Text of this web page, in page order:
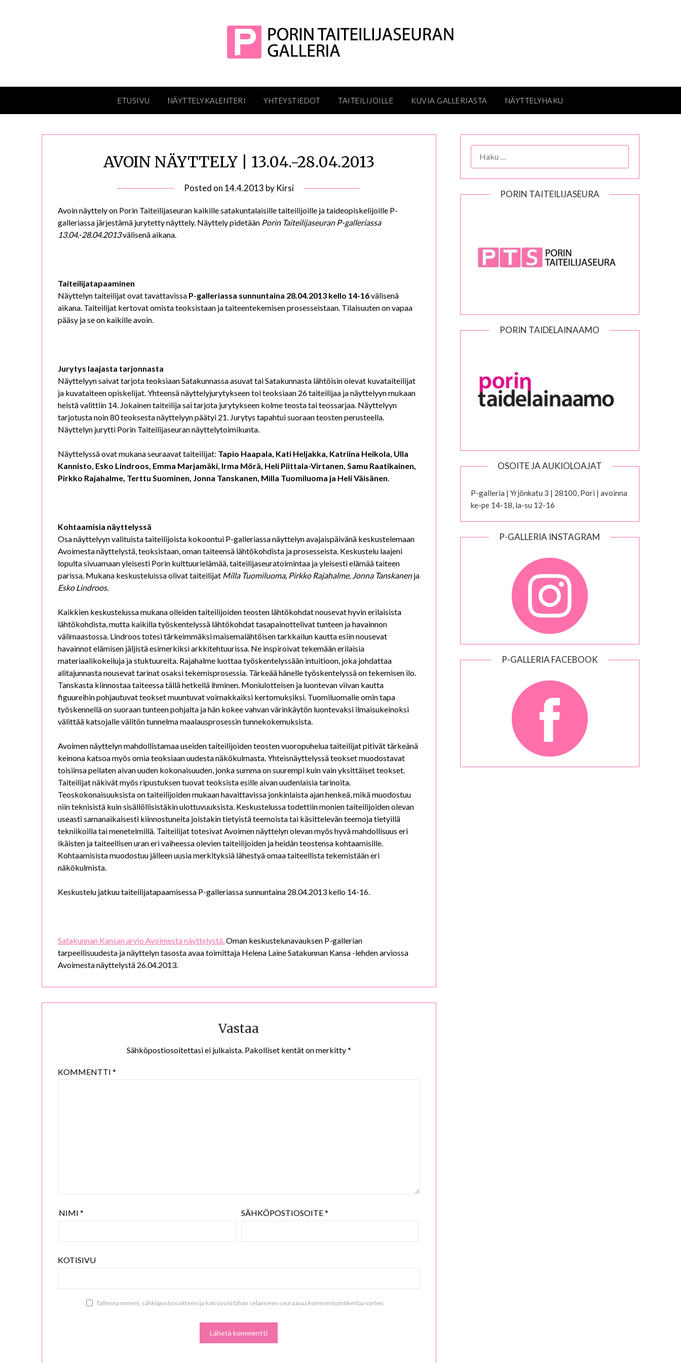
ETUSIVU NÄYTTELYKALENTERI YHTEYSTIEDOT TAITEILIJOILLE KUVIA GALLERIASTA NÄYTTELYHAKU
AVOIN NÄYTTELY | 13.04.-28.04.2013
Posted on 14.4.2013 by Kirsi
Avoin näyttely on Porin Taiteilijaseuran kaikille satakuntalaisille taiteilijoille ja taideopiskelijoille P-
galleriassa järjestämä jurytetty näyttely. Näyttely pidetään Porin Taiteilijaseuran P-galleriassa
13.04.-28.04.2013välisenä aikana.
Taiteilijatapaaminen
Näyttelyn taiteilijat ovat tavattavissa P-galleriassa sunnuntaina 28.04.2013 kello 14-16välisenä
aikana. Taiteilijat kertovat omista teoksistaan ja taiteentekemisen prosesseistaan. Tilaisuuten on vapaa
pääsy ja se on kaikille avoin.
Jurytys laajasta tarjonnasta
Näyttelyyn saivat tarjota teoksiaan Satakunnassa asuvat tai Satakunnasta lähtöisin olevat kuvataiteilijat
ja kuvataiteen opiskelijat. Yhteensä näyttelyjurytykseen toi teoksiaan 26 taiteilijaa ja näyttelyyn mukaan
heistä valittiin 14. Jokainen taiteilija sai tarjota jurytykseen kolme teosta tai teossarjaa. Näyttelyyn
tarjotusta noin 80 teoksesta näyttelyyn päätyi 21. Jurytys tapahtui suoraan teosten perusteella.
Näyttelyn jurytti Porin Taiteilijaseuran näyttelytoimikunta.
Näyttelyssä ovat mukana seuraavat taiteilijat: Tapio Haapala, Kati Heljakka, Katriina Heikola, Ulla
Kannisto, Esko Lindroos, Emma Marjamäki, Irma Mörä, Heli Piittala-Virtanen, Samu Raatikainen,
Pirkko Rajahalme, Terttu Suominen, Jonna Tanskanen, Milla Tuomiluoma ja Heli Väisänen.
Kohtaamisia näyttelyssä
Osa näyttelyyn valituista taiteilijoista kokoontui P-galleriassa näyttelyn avajaispäivänä keskustelemaan
Avoimesta näyttelystä, teoksistaan, oman taiteensä lähtökohdista ja prosesseista. Keskustelu laajeni
lopulta sivuamaan yleisesti Porin kulttuurielämää, taiteilijaseuratoimintaa ja yleisesti elämää taiteen
parissa. Mukana keskusteluissa olivat taiteilijat Milla Tuomiluoma, Pirkko Rajahalme, Jonna Tanskanenja
Esko Lindroos.
Kaikkien keskustelussa mukana olleiden taiteilijoiden teosten lähtökohdat nousevat hyvin erilaisista
lähtökohdista, mutta kaikilla työskentelyssä lähtökohdat tasapainottelivat tunteen ja havainnon
välimaastossa. Lindroos totesi tärkeimmäksi maisemalähtöisen tarkkailun kautta esiin nousevat
havainnot elämisen jäljistä esimerkiksi arkkitehtuurissa. Ne inspiroivat tekemään erilaisia
materiaalikokeiluja ja stuktuureita. Rajahalme luottaa työskentelyssään intuitioon, joka johdattaa
alitajunnasta nousevat tarinat osaksi tekemisprosessia. Tärkeää hänelle työskentelyssä on tekemisen ilo.
Tanskasta kiinnostaa taiteessa tällä hetkellä ihminen. Moniulotteisen ja luontevan viivan kautta
figuureihin pohjautuvat teokset muuntuvat voimakkaiksi kertomuksiksi. Tuomiluomalle omin tapa
työskennellä on suoraan tunteen pohjalta ja hän kokee vahvan värinkäytön luontevaksi ilmaisukeinoksi
välittää katsojalle välitön tunnelma maalausprosessin tunnekokemuksista.
Avoimen näyttelyn mahdollistamaa useiden taiteilijoiden teosten vuoropuhelua taiteilijat pitivät tärkeänä
keinona katsoa myös omia teoksiaan uudesta näkökulmasta. Yhteisnäyttelyssä teokset muodostavat
toisiinsa peilaten aivan uuden kokonaisuuden, jonka summa on suurempi kuin vain yksittäiset teokset.
Taiteilijat näkivät myös ripustuksen tuovat teoksista esille aivan uudenlaisia tarinoita.
Teoskokonaisuuksista on taiteilijoiden mukaan havaittavissa jonkinlaista ajan henkeä, mikä muodostuu
niin teknisistä kuin sisällöllisistäkin ulottuvuuksista. Keskustelussa todettiin monien taiteilijoiden olevan
useasti samanaikaisesti kiinnostuneita joistakin tietyistä teemoista tai käsittelevän teemoja tietyillä
tekniikoilla tai menetelmillä. Taiteilijat totesivat Avoimen näyttelyn olevan myös hyvä mahdollisuus eri
ikäisten ja taiteellisen uran eri vaiheessa olevien taiteilijoiden ja heidän teostensa kohtaamisille.
Kohtaamisista muodostuu jälleen uusia merkityksiä lähestyä omaa taiteellista tekemistään eri
näkökulmista.
Keskustelu jatkuu taiteilijatapaamisessa P-galleriassa sunnuntaina 28.04.2013 kello 14-16.
Satakunnan Kansan arvio Avoimesta näyttelystä.Oman keskustelunavauksen P-gallerian
tarpeellisuudesta ja näyttelyn tasosta avaa toimittaja Helena Laine Satakunnan Kansa -lehden arviossa
Avoimesta näyttelystä 26.04.2013.
Vastaa
Sähköpostiosoitettasi ei julkaista. Pakolliset kentät on merkitty*
KOMMENTTI*
NIMI* SÄHKÖPOSTIOSOITE*
KOTISIVU
Tallenna nimeni, sähköpostiosoitteeni ja kotisivuni tähän selaimeen seuraavaa kommentointikertaa varten.
PORIN TAITEILIJASEURA
PORIN TAIDELAINAAMO
OSOITE JA AUKIOLOAJAT
P-galleria | Yrjönkatu 3 | 28100, Pori | avoinna
ke-pe 14-18, la-su 12-16
P-GALLERIA INSTAGRAM
P-GALLERIA FACEBOOK